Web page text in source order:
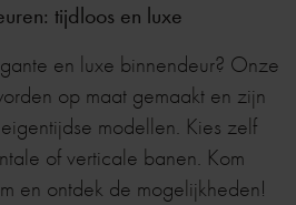
tijdloos en luxe
en luxe binnendeur? Onze
op maat gemaakt en zijn
modellen. Kies zelf
of verticale banen. Kom
en ontdek de mogelijkheden!